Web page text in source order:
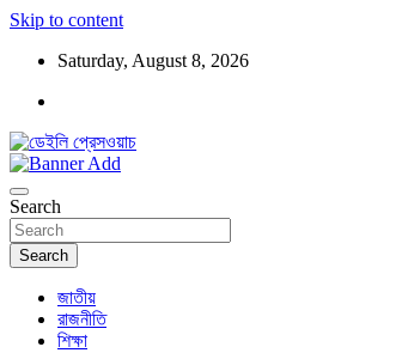
Skip to content
Saturday, August 8, 2026
ডেইলি প্রেসওয়াচ
Search
Search
জাতীয়
রাজনীতি
শিক্ষা